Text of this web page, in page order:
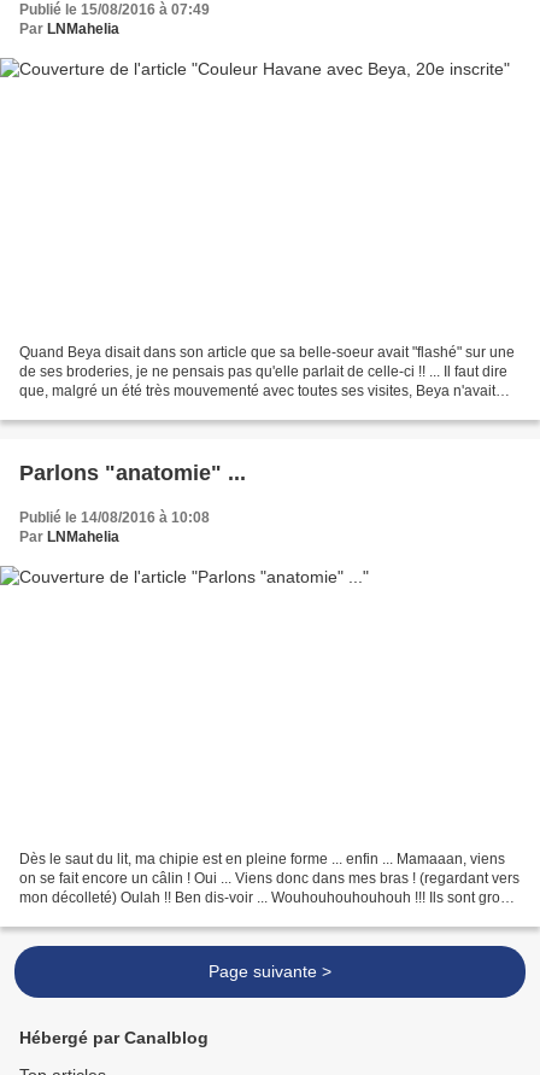
Publié le 15/08/2016 à 07:49
Par LNMahelia
Quand Beya disait dans son article que sa belle-soeur avait "flashé" sur une
de ses broderies, je ne pensais pas qu'elle parlait de celle-ci !! ... Il faut dire
que, malgré un été très mouvementé avec toutes ses visites, Beya n'avait
Parlons "anatomie" ...
Publié le 14/08/2016 à 10:08
Par LNMahelia
Dès le saut du lit, ma chipie est en pleine forme ... enfin ... Mamaaan, viens
on se fait encore un câlin ! Oui ... Viens donc dans mes bras ! (regardant vers
mon décolleté) Oulah !! Ben dis-voir ... Wouhouhouhouhouh !!! Ils sont gros,
Page suivante >
Hébergé par Canalblog